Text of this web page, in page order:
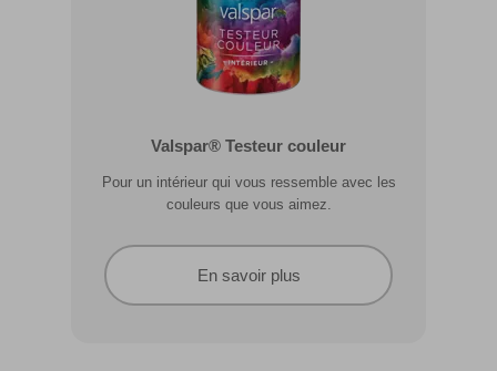
Valspar® Testeur couleur
Pour un intérieur qui vous ressemble avec les
couleurs que vous aimez.
En savoir plus
Valspar® Pro Extérieur Boiseries et
Résiste aux fissures et à l’écaillage. Résiste aux